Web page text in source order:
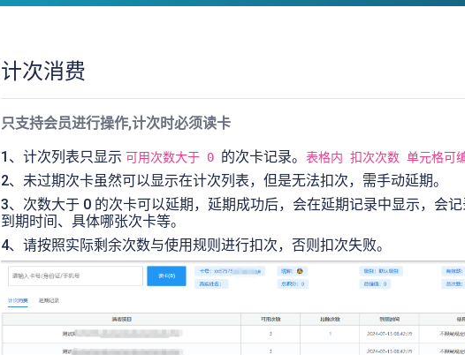
计次消费
只支持会员进行操作,计次时必须读卡
1、计次列表只显示 可用次数大于 0 的次卡记录。 表格内 扣次次数 单元格可
2、未过期次卡虽然可以显示在计次列表，但是无法扣次，需手动延期。
3、次数大于 0 的次卡可以延期，延期成功后，会在延期记录中显示，会
到期时间、具体哪张次卡等。
4、请按照实际剩余次数与使用规则进行扣次，否则扣次失败。